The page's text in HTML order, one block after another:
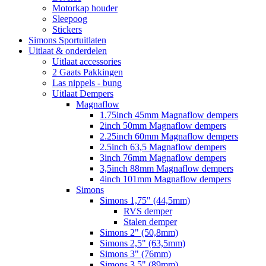
Motorkap houder
Sleepoog
Stickers
Simons Sportuitlaten
Uitlaat & onderdelen
Uitlaat accessories
2 Gaats Pakkingen
Las nippels - bung
Uitlaat Dempers
Magnaflow
1.75inch 45mm Magnaflow dempers
2inch 50mm Magnaflow dempers
2.25inch 60mm Magnaflow dempers
2.5inch 63,5 Magnaflow dempers
3inch 76mm Magnaflow dempers
3,5inch 88mm Magnaflow dempers
4inch 101mm Magnaflow dempers
Simons
Simons 1,75" (44,5mm)
RVS demper
Stalen demper
Simons 2" (50,8mm)
Simons 2,5" (63,5mm)
Simons 3" (76mm)